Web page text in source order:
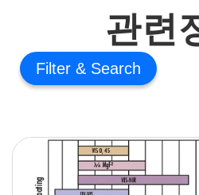
관련
Filter